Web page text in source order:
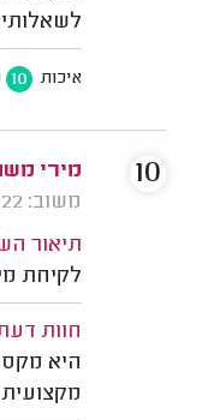
איכות 10
מירי
משוב: 30/03/2022
תיאור
לקיחת
חוות
היא
10